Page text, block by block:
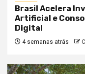
Brasil Acelera
Artificial e
Digital
4 semanas atrás